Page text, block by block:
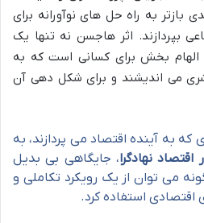
بازتر به راه حل های نوآورانه برای
بپردازند. اثر هاجسن نه تنها یک
بخش برای کسانی است که به
می اندیشند و برای شکل دهی آن
به آینده اقتصاد می پردازند، به
نهادگرا، جایگاهی بی بدیل
می توان از یک رویکرد تکاملی و
اقتصادی استفاده کرد.